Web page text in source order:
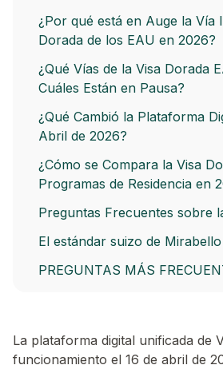
¿Por qué está en Auge la Vía
Dorada de los EAU en 2026?
¿Qué Vías de la Visa Dorada
Cuáles Están en Pausa?
¿Qué Cambió la Plataforma
Abril de 2026?
¿Cómo se Compara la Visa
Programas de Residencia en
Preguntas Frecuentes sobre
El estándar suizo de
PREGUNTAS MÁS
La plataforma digital unificada de
funcionamiento el 16 de abril de